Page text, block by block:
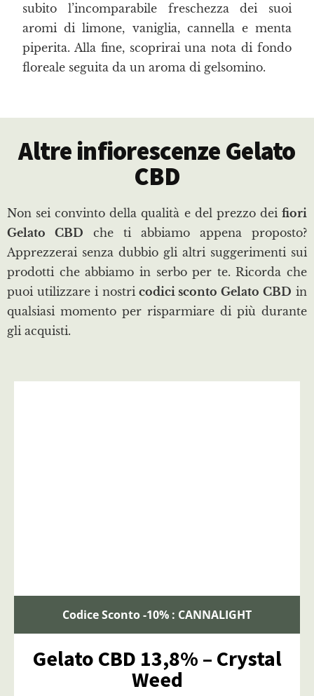
subito l’incomparabile freschezza dei suoi
aromi di limone, vaniglia, cannella e menta
piperita. Alla fine, scoprirai una nota di fondo
floreale seguita da un aroma di gelsomino.
Altre infiorescenze Gelato
CBD
Non sei convinto della qualità e del prezzo dei fiori
Gelato CBD che ti abbiamo appena proposto?
Apprezzerai senza dubbio gli altri suggerimenti sui
prodotti che abbiamo in serbo per te. Ricorda che
puoi utilizzare i nostri codici sconto Gelato CBD in
qualsiasi momento per risparmiare di più durante
gli acquisti.
Codice Sconto -10% : CANNALIGHT
Gelato CBD 13,8% – Crystal
Weed